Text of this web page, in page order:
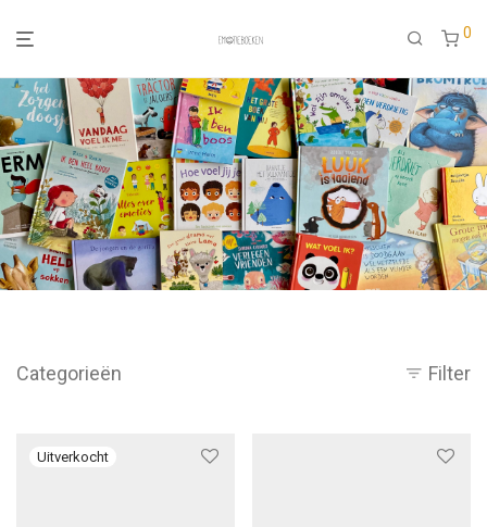
0
Categorieën Filter